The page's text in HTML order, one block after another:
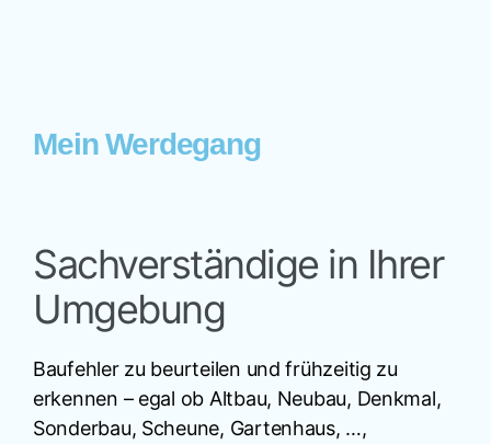
Mein Werdegang
Sachverständige in Ihrer
Umgebung
Baufehler zu beurteilen und frühzeitig zu
erkennen – egal ob Altbau, Neubau, Denkmal,
Sonderbau, Scheune, Gartenhaus, …,